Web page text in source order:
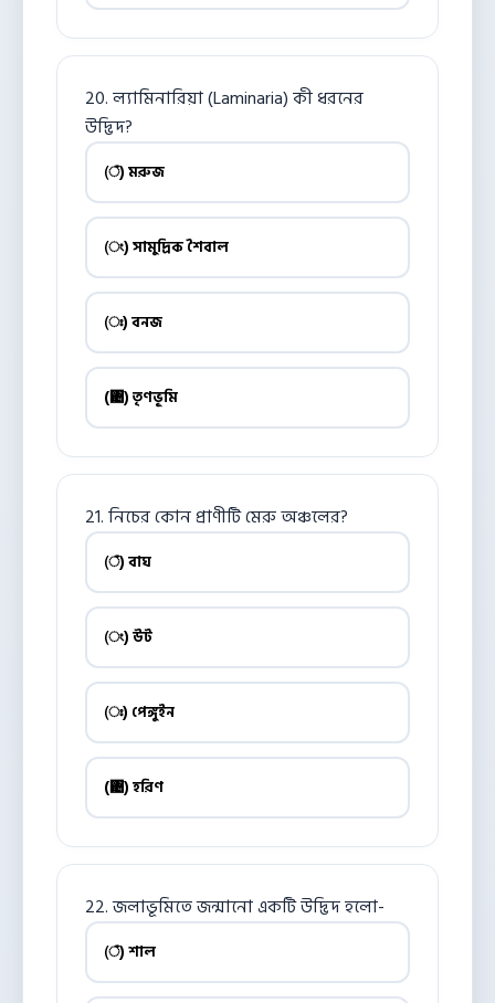
20. ল্যামিনারিয়া (Laminaria) কী ধরনের
উদ্ভিদ?
(ঁ) মরুজ
(ং) সামুদ্রিক শৈবাল
(ঃ) বনজ
(঄) তৃণভূমি
21. নিচের কোন প্রাণীটি মেরু অঞ্চলের?
(ঁ) বাঘ
(ং) উট
(ঃ) পেঙ্গুইন
(঄) হরিণ
22. জলাভূমিতে জন্মানো একটি উদ্ভিদ হলো-
(ঁ) শাল